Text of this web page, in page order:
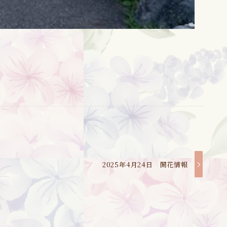
2025年4月24日 開花情報